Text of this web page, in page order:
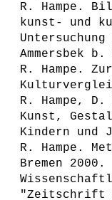
R. Hampe.
kunst- und
Ammersbek b.
R. Hampe.
R. Hampe,
Kunst,
Kindern und
R. Hampe.
Bremen 2000.
"Zeitschrift